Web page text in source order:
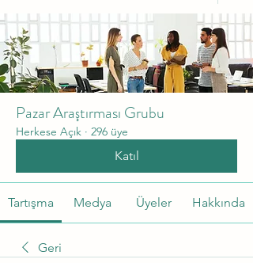
Pazar Araştırması Grubu
Herkese Açık · 296 üye
Katıl
Tartışma Medya Üyeler Hakkında
Geri